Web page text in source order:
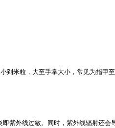
米粒，大至手掌大小，常见为指甲至
紫外线过敏。同时，紫外线辐射还会